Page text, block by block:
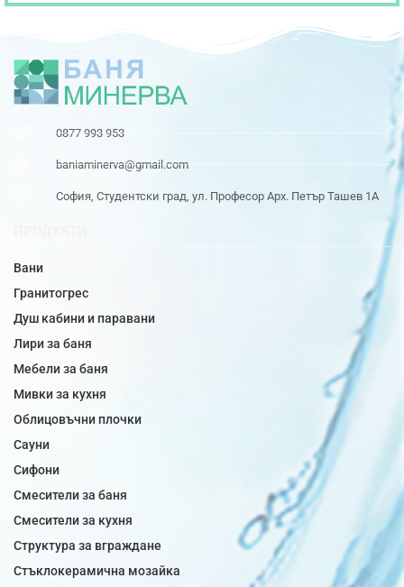
0877 993 953
baniaminerva@gmail.com
София, Студентски град, ул. Професор Арх. Петър Ташев 1А
Вани
Гранитогрес
Душ кабини и паравани
Лири за баня
Мебели за баня
Мивки за кухня
Облицовъчни плочки
Сауни
Сифони
Смесители за баня
Смесители за кухня
Структура за вграждане
Стъклокерамична мозайка